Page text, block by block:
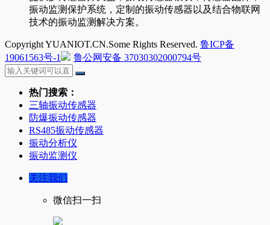
振动监测保护系统，定制的振动传感器以及结合物联网
技术的振动监测解决方案。
Copyright YUANIOT.CN.Some Rights Reserved. 鲁ICP备
19061563号-1
鲁公网安备 37030302000794号
热门搜索：
三轴振动传感器
防爆振动传感器
RS485振动传感器
振动分析仪
振动监测仪
关注我们
微信扫一扫